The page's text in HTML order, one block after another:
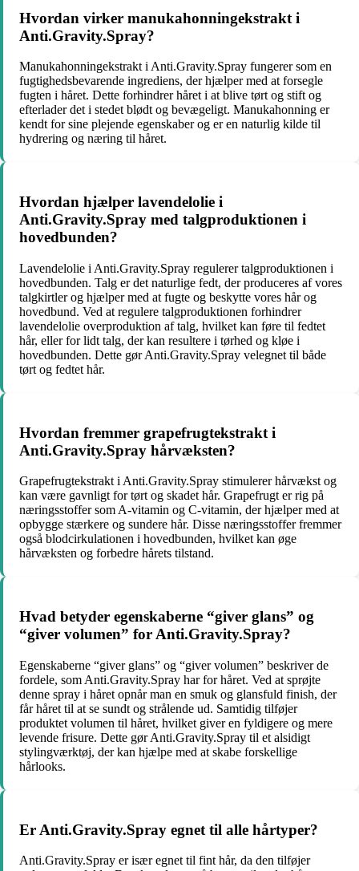
Hvordan virker manukahonningekstrakt i
Anti.Gravity.Spray?
Manukahonningekstrakt i Anti.Gravity.Spray fungerer som en
fugtighedsbevarende ingrediens, der hjælper med at forsegle
fugten i håret. Dette forhindrer håret i at blive tørt og stift og
efterlader det i stedet blødt og bevægeligt. Manukahonning er
kendt for sine plejende egenskaber og er en naturlig kilde til
hydrering og næring til håret.
Hvordan hjælper lavendelolie i
Anti.Gravity.Spray med talgproduktionen i
hovedbunden?
Lavendelolie i Anti.Gravity.Spray regulerer talgproduktionen i
hovedbunden. Talg er det naturlige fedt, der produceres af vores
talgkirtler og hjælper med at fugte og beskytte vores hår og
hovedbund. Ved at regulere talgproduktionen forhindrer
lavendelolie overproduktion af talg, hvilket kan føre til fedtet
hår, eller for lidt talg, der kan resultere i tørhed og kløe i
hovedbunden. Dette gør Anti.Gravity.Spray velegnet til både
tørt og fedtet hår.
Hvordan fremmer grapefrugtekstrakt i
Anti.Gravity.Spray hårvæksten?
Grapefrugtekstrakt i Anti.Gravity.Spray stimulerer hårvækst og
kan være gavnligt for tørt og skadet hår. Grapefrugt er rig på
næringsstoffer som A-vitamin og C-vitamin, der hjælper med at
opbygge stærkere og sundere hår. Disse næringsstoffer fremmer
også blodcirkulationen i hovedbunden, hvilket kan øge
hårvæksten og forbedre hårets tilstand.
Hvad betyder egenskaberne “giver glans” og
“giver volumen” for Anti.Gravity.Spray?
Egenskaberne “giver glans” og “giver volumen” beskriver de
fordele, som Anti.Gravity.Spray har for håret. Ved at sprøjte
denne spray i håret opnår man en smuk og glansfuld finish, der
får håret til at se sundt og strålende ud. Samtidig tilføjer
produktet volumen til håret, hvilket giver en fyldigere og mere
levende frisure. Dette gør Anti.Gravity.Spray til et alsidigt
stylingværktøj, der kan hjælpe med at skabe forskellige
hårlooks.
Er Anti.Gravity.Spray egnet til alle hårtyper?
Anti.Gravity.Spray er især egnet til fint hår, da den tilføjer